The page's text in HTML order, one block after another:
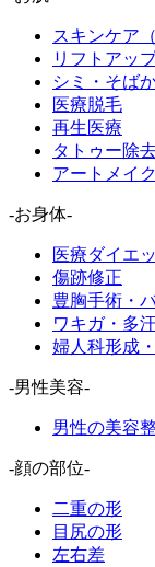
スキンケア
リフトアッ
シミ・そば
医療脱毛
再生医療
タトゥー除
アートメイク
-お身体-
医療ダイエ
傷跡修正
豊胸手術・
ワキガ・多
婦人科形成
-男性美容-
男性の美容
-顔の部位-
二重の形
目尻の形
左右差